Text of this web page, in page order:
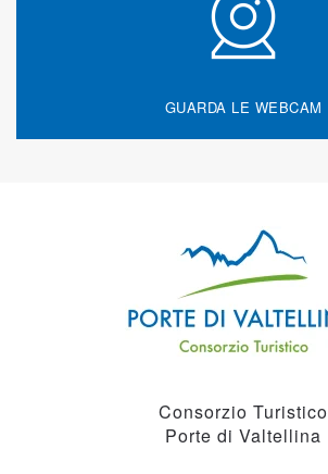
GUARDA LE WEBCAM
Consorzio Turistico
Porte di Valtellina